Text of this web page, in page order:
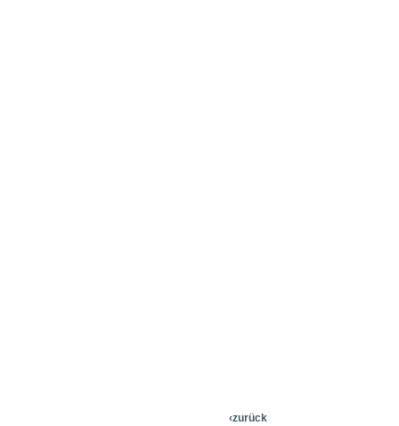
‹zurück